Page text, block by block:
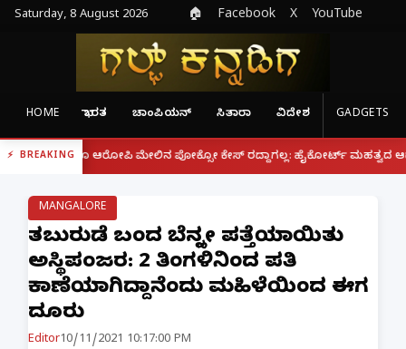
Saturday, 8 August 2026 🏠 Facebook X YouTube
HOME ಭಾರತ ಚಾಂಪಿಯನ್ ಸಿತಾರಾ ವಿದೇಶ GADGETS
BREAKING
ಮೇಲಿನ ಪೋಕ್ಸೋ ಕೇಸ್ ರದ್ದಾಗಲ್ಲ: ಹೈಕೋರ್ಟ್ ಮಹತ್ವದ ಆದೇಶ | ಫೋನ್
MANGALORE
ತಲೆಬುರುಡೆ ಬಂದ ಬೆನ್ನಲ್ಲೇ ಪತ್ತೆಯಾಯಿತು
ಅಸ್ಥಿಪಂಜರ: 2 ತಿಂಗಳಿನಿಂದ ಪತಿ
ಕಾಣೆಯಾಗಿದ್ದಾನೆಂದು ಮಹಿಳೆಯಿಂದ ಈಗ
ದೂರು
Editor10/11/2021 10:17:00 PM